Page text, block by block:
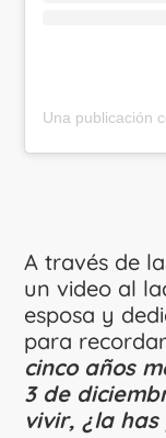
A través de
un video al
esposa y
para
cinco años
3 de
vivir, ¿la